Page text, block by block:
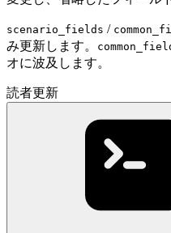
scenario_fields /
み更新します。
オに波及します。
読者更新